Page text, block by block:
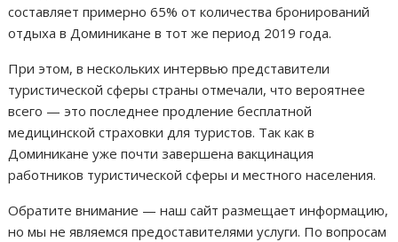
составляет примерно 65% от количества бронирований
отдыха в Доминикане в тот же период 2019 года.
При этом, в нескольких интервью представители
туристической сферы страны отмечали, что вероятнее
всего — это последнее продление бесплатной
медицинской страховки для туристов. Так как в
Доминикане уже почти завершена вакцинация
работников туристической сферы и местного населения.
Обратите внимание — наш сайт размещает информацию,
но мы не являемся предоставителями услуги. По вопросам